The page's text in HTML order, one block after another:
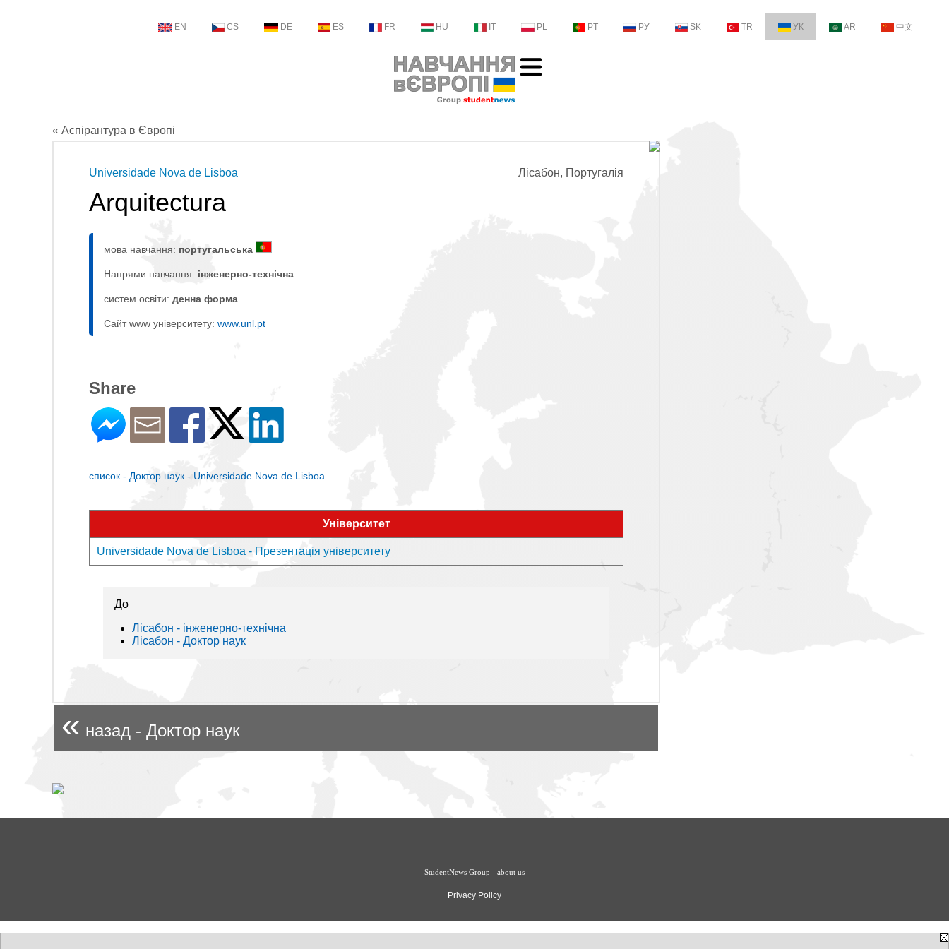
EN CS DE ES FR HU IT PL PT РУ SK TR УК AR 中文
« Аспірантура в Європі
Лісабон, Португалія
Universidade Nova de Lisboa
Arquitectura
мова навчання: португальська
Напрями навчання: інженерно-технічна
систем освіти: денна форма
Сайт www університету: www.unl.pt
Share
список - Доктор наук - Universidade Nova de Lisboa
Університет
Universidade Nova de Lisboa - Презентація університету
До
Лісабон - інженерно-технічна
Лісабон - Доктор наук
« назад - Доктор наук
StudentNews Group - about us
Privacy Policy